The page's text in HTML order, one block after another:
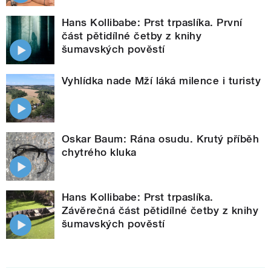
Hans Kollibabe: Prst trpaslíka. První
část pětidílné četby z knihy
šumavských pověstí
Vyhlídka nade Mží láká milence i turisty
Oskar Baum: Rána osudu. Krutý příběh
chytrého kluka
Hans Kollibabe: Prst trpaslíka.
Závěrečná část pětidílné četby z knihy
šumavských pověstí